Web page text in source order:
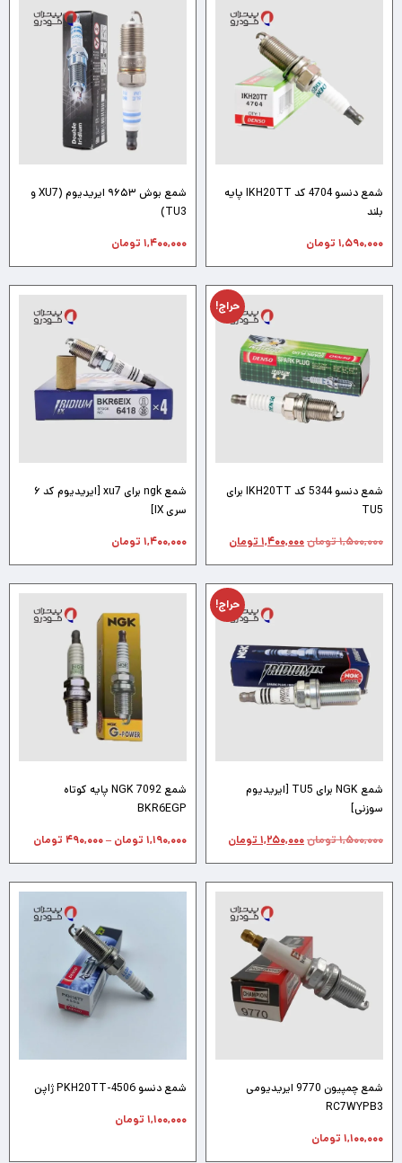
شمع دنسو 4704 کد IKH20TT پایه
بلند
۱,۵۹۰,۰۰۰ تومان
شمع بوش ۹۶۵۳ ایریدیوم (XU7 و
TU3)
۱,۴۰۰,۰۰۰ تومان
حراج!
شمع دنسو 5344 کد IKH20TT برای
TU5
۱,۵۰۰,۰۰۰تومان۱,۴۰۰,۰۰۰ تومان
شمع ngk برای xu7 [ایریدیوم کد ۶
سری IX]
۱,۴۰۰,۰۰۰ تومان
حراج!
شمع NGK برای TU5 [ایریدیوم
سوزنی]
۱,۵۰۰,۰۰۰تومان۱,۲۵۰,۰۰۰ تومان
شمع NGK 7092 پایه کوتاه
BKR6EGP
۱,۱۹۰,۰۰۰ تومان –۴۹۰,۰۰۰ تومان
شمع چمپیون 9770 ایریدیومی
RC7WYPB3
۱,۱۰۰,۰۰۰ تومان
شمع دنسو PKH20TT-4506 ژاپن
۱,۱۰۰,۰۰۰ تومان